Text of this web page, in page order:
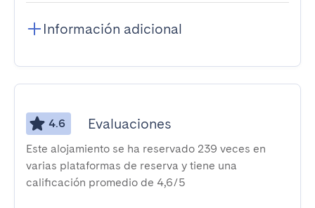
Información adicional
4.6 Evaluaciones
Este alojamiento se ha reservado 239 veces en
varias plataformas de reserva y tiene una
calificación promedio de 4,6/5